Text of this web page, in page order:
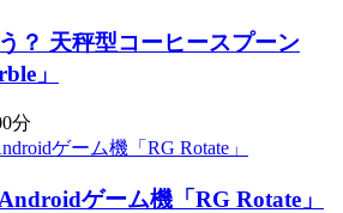
？ 天秤型コーヒースプーン
」
分
ゲーム機「RG Rotate」